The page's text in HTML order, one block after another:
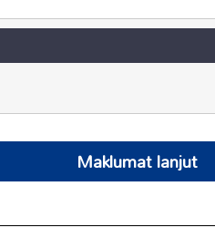
Maklumat lanjut